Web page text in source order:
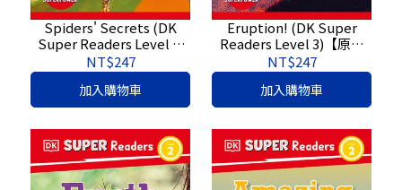
Spiders' Secrets (DK
Super Readers Level 3)
【原文書】
9780744071078
NT$247
加入購物車
Eruption! (DK Super
Readers Level 3)【原文
書】9780744067439
NT$247
加入購物車